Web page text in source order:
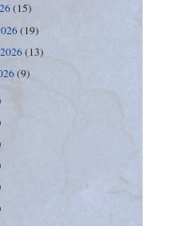
(15)
(19)
(13)
(9)